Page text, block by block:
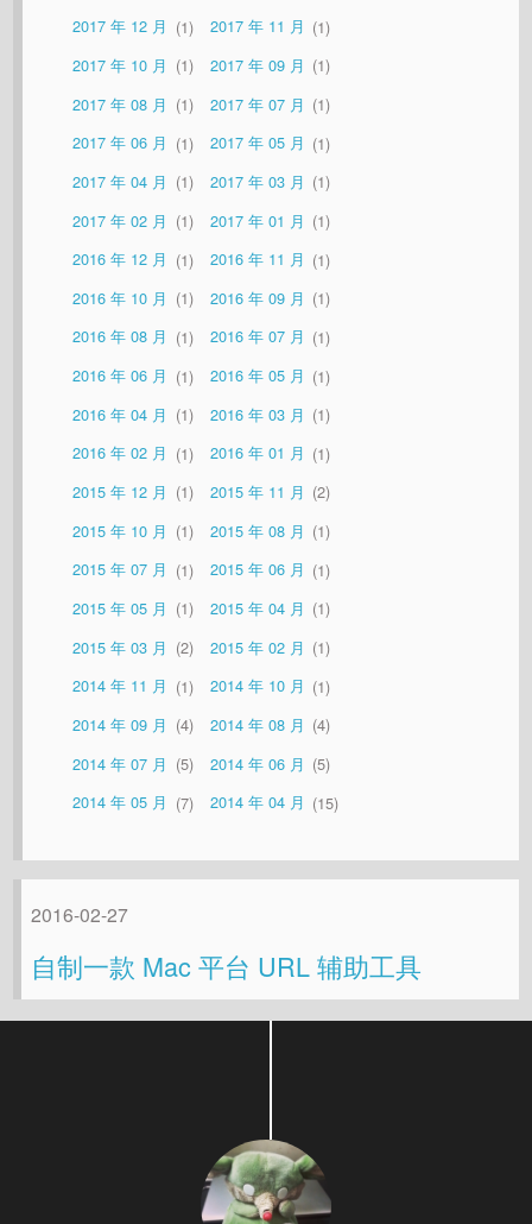
2017 年 12 月
1 2017 年 11 月
1
2017 年 10 月
1 2017 年 09 月
1
2017 年 08 月
1 2017 年 07 月
1
2017 年 06 月
1 2017 年 05 月
1
2017 年 04 月
1 2017 年 03 月
1
2017 年 02 月
1 2017 年 01 月
1
2016 年 12 月
1 2016 年 11 月
1
2016 年 10 月
1 2016 年 09 月
1
2016 年 08 月
1 2016 年 07 月
1
2016 年 06 月
1 2016 年 05 月
1
2016 年 04 月
1 2016 年 03 月
1
2016 年 02 月
1 2016 年 01 月
1
2015 年 12 月
1 2015 年 11 月
2
2015 年 10 月
1 2015 年 08 月
1
2015 年 07 月
1 2015 年 06 月
1
2015 年 05 月
1 2015 年 04 月
1
2015 年 03 月
2 2015 年 02 月
1
2014 年 11 月
1 2014 年 10 月
1
2014 年 09 月
4 2014 年 08 月
4
2014 年 07 月
5 2014 年 06 月
5
2014 年 05 月
7 2014 年 04 月 15
2016-02-27
自制一款 Mac 平台 URL 辅助工具